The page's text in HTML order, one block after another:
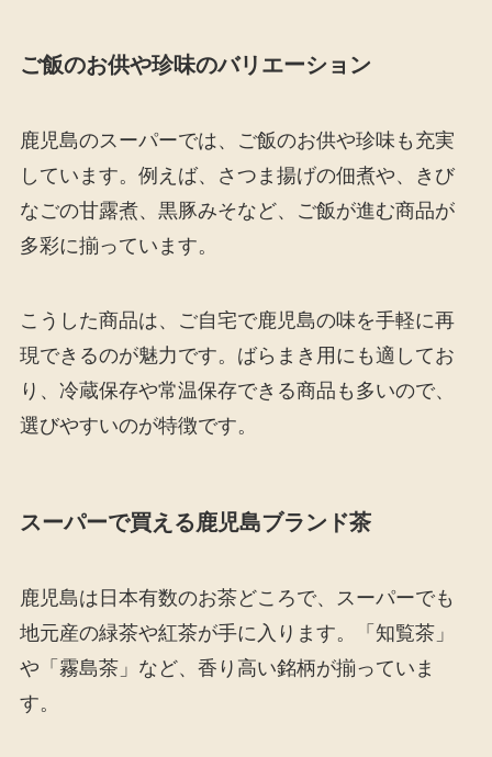
ご飯のお供や珍味のバリエーション
鹿児島のスーパーでは、ご飯のお供や珍味も充実
しています。例えば、さつま揚げの佃煮や、きび
なごの甘露煮、黒豚みそなど、ご飯が進む商品が
多彩に揃っています。
こうした商品は、ご自宅で鹿児島の味を手軽に再
現できるのが魅力です。ばらまき用にも適してお
り、冷蔵保存や常温保存できる商品も多いので、
選びやすいのが特徴です。
スーパーで買える鹿児島ブランド茶
鹿児島は日本有数のお茶どころで、スーパーでも
地元産の緑茶や紅茶が手に入ります。「知覧茶」
や「霧島茶」など、香り高い銘柄が揃っていま
す。